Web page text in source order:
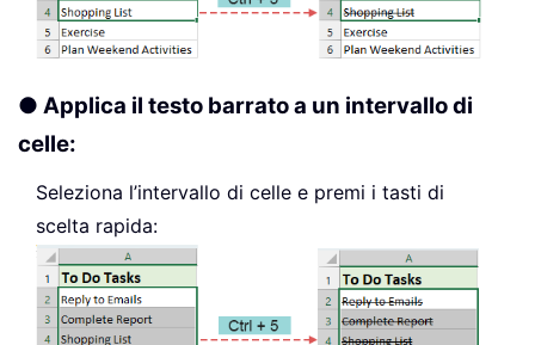
● Applica il testo barrato a un intervallo di
celle:
Seleziona l’intervallo di celle e premi i tasti di
scelta rapida: